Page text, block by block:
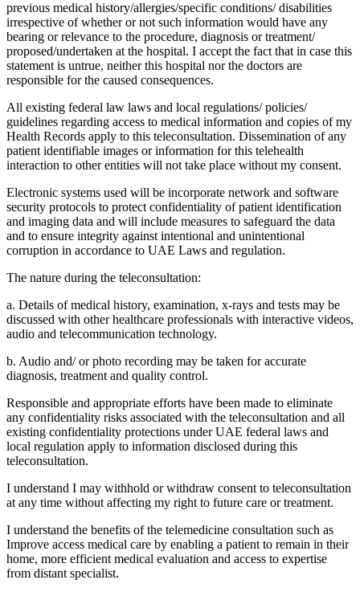
previous medical history/allergies/specific conditions/ disabilities
irrespective of whether or not such information would have any
bearing or relevance to the procedure, diagnosis or treatment/
proposed/undertaken at the hospital. I accept the fact that in case this
statement is untrue, neither this hospital nor the doctors are
responsible for the caused consequences.
All existing federal law laws and local regulations/ policies/
guidelines regarding access to medical information and copies of my
Health Records apply to this teleconsultation. Dissemination of any
patient identifiable images or information for this telehealth
interaction to other entities will not take place without my consent.
Electronic systems used will be incorporate network and software
security protocols to protect confidentiality of patient identification
and imaging data and will include measures to safeguard the data
and to ensure integrity against intentional and unintentional
corruption in accordance to UAE Laws and regulation.
The nature during the teleconsultation:
a. Details of medical history, examination, x-rays and tests may be
discussed with other healthcare professionals with interactive videos,
audio and telecommunication technology.
b. Audio and/ or photo recording may be taken for accurate
diagnosis, treatment and quality control.
Responsible and appropriate efforts have been made to eliminate
any confidentiality risks associated with the teleconsultation and all
existing confidentiality protections under UAE federal laws and
local regulation apply to information disclosed during this
teleconsultation.
I understand I may withhold or withdraw consent to teleconsultation
at any time without affecting my right to future care or treatment.
I understand the benefits of the telemedicine consultation such as
Improve access medical care by enabling a patient to remain in their
home, more efficient medical evaluation and access to expertise
from distant specialist.